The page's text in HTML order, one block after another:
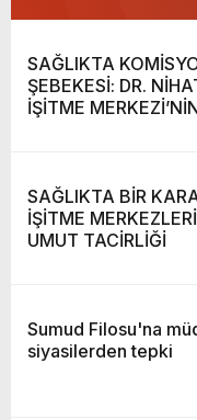
SAĞLIKTA
ŞEBEKESİ: DR.
İŞİTME
SAĞLIKTA BİR
İŞİTME
UMUT TACİRLİĞİ
Sumud Filosu'na
siyasilerden tepki